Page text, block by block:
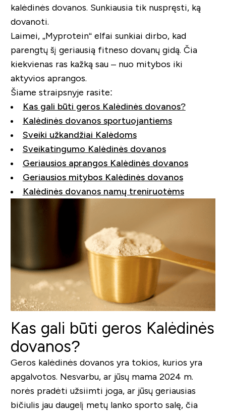
kalėdinės dovanos. Sunkiausia tik nuspręsti, ką
dovanoti.
Laimei, „Myprotein“ elfai sunkiai dirbo, kad
parengtų šį geriausią fitneso dovanų gidą. Čia
kiekvienas ras kažką sau – nuo mitybos iki
aktyvios aprangos.
Šiame straipsnyje rasite:
Kas gali būti geros Kalėdinės dovanos?
Kalėdinės dovanos sportuojantiems
Sveiki užkandžiai Kalėdoms
Sveikatingumo Kalėdinės dovanos
Geriausios aprangos Kalėdinės dovanos
Geriausios mitybos Kalėdinės dovanos
Kalėdinės dovanos namų treniruotėms
Kas gali būti geros Kalėdinės
dovanos?
Geros kalėdinės dovanos yra tokios, kurios yra
apgalvotos. Nesvarbu, ar jūsų mama 2024 m.
norės pradėti užsiimti joga, ar jūsų geriausias
bičiulis jau daugelį metų lanko sporto salę, čia